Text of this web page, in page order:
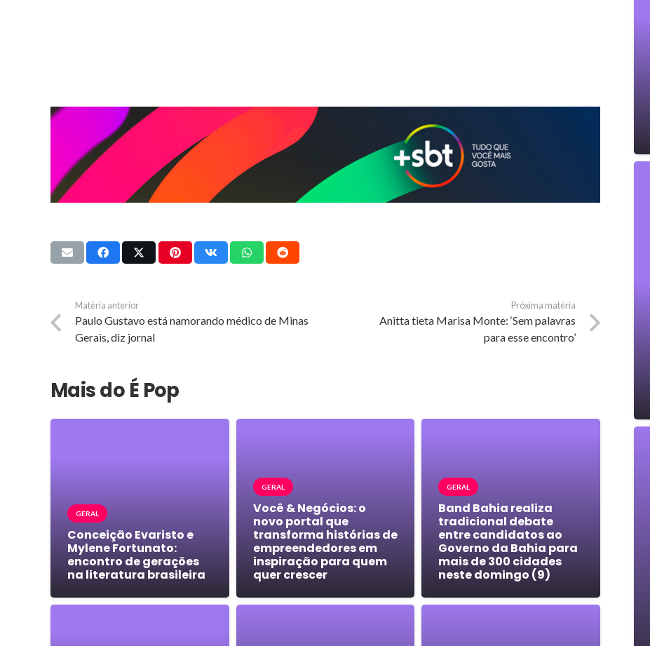
Matéria anterior
Paulo Gustavo está namorando médico de Minas
Gerais, diz jornal
Próxima matéria
Anitta tieta Marisa Monte: ‘Sem palavras
para esse encontro’
Mais do É Pop
GERAL
Conceição Evaristo e
Mylene Fortunato:
encontro de gerações
na literatura brasileira
GERAL
Você & Negócios: o
novo portal que
transforma histórias de
empreendedores em
inspiração para quem
quer crescer
GERAL
Band Bahia realiza
tradicional debate
entre candidatos ao
Governo da Bahia para
mais de 300 cidades
neste domingo (9)